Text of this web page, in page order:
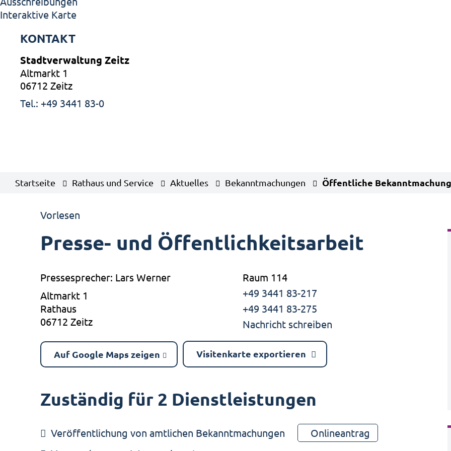
Interaktive Karte
KONTAKT
Stadtverwaltung Zeitz
Altmarkt 1
06712 Zeitz
Tel.: +49 3441 83-0
Startseite Rathaus und Service Aktuelles Bekanntmachungen Öffentliche
Vorlesen
Presse- und Öffentlichkeitsarbeit
Pressesprecher: Lars Werner
Altmarkt 1
Rathaus
06712 Zeitz
Raum 114
+49 3441 83-217
+49 3441 83-275
Nachricht schreiben
Auf Google Maps zeigen Visitenkarte exportieren
Zuständig für 2 Dienstleistungen
Veröffentlichung von amtlichen Bekanntmachungen
Onlineantrag